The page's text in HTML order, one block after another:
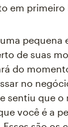
em primeiro
pequena
de suas
do
no
sentiu que o
você é a